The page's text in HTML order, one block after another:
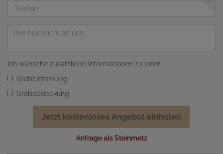
Telefon
Nachricht
Ich wünsche zusätzliche Informationen zu einer
Grabeinfassung
Grababdeckung
Jetzt kostenloses Angebot einholen
Anfrage als Steinmetz